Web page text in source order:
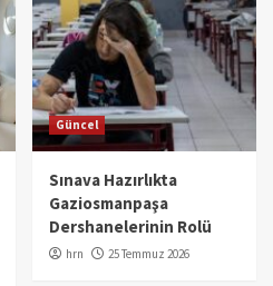
Güncel
Sınava Hazırlıkta
Gaziosmanpaşa
Dershanelerinin Rolü
hrn 25 Temmuz 2026